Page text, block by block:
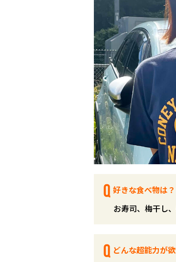
好きな食べ物は？
お寿司、梅干し
どんな超能力が